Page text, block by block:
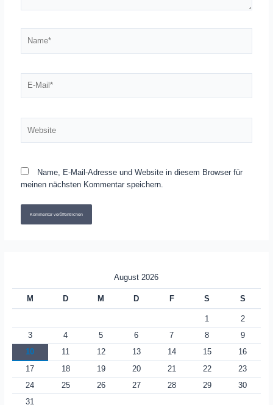
Mail*
Name, E-Mail-Adresse und Website in diesem Browser für
meinen nächsten Kommentar speichern.
August 2026
M D M D F S S
1
2
3
4 5 6 7 8
9
10
11 12 13 14 15
16
17
18 19 20 21 22
23
24
25 26 27 28 29
30
31